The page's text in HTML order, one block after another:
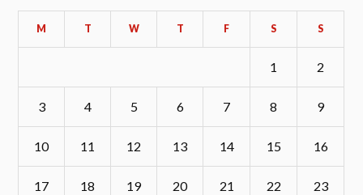
M T W T F S S
1 2
3 4 5 6 7 8 9
10 11 12 13 14 15 16
17 18 19 20 21 22 23